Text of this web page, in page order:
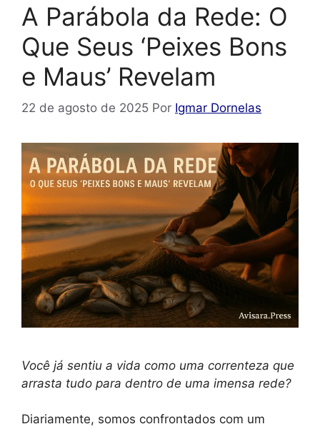
A Parábola da Rede: O
Que Seus ‘Peixes Bons
e Maus’ Revelam
22 de agosto de 2025 Por Igmar Dornelas
Você já sentiu a vida como uma correnteza que
arrasta tudo para dentro de uma imensa rede?
Diariamente, somos confrontados com um